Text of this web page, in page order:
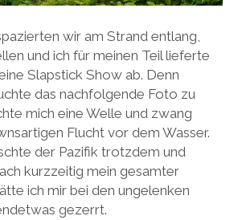
wir am Strand entlang,
und ich für meinen Teil lieferte
Slapstick Show ab. Denn
das nachfolgende Foto zu
mich eine Welle und zwang
Flucht vor dem Wasser.
der Pazifik trotzdem und
kurzzeitig mein gesamter
ich mir bei den ungelenken
gezerrt.